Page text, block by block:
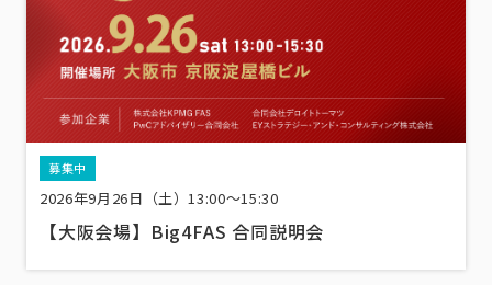
募集中
2026年9月26日（土）13:00〜15:30
【大阪会場】Big4FAS 合同説明会